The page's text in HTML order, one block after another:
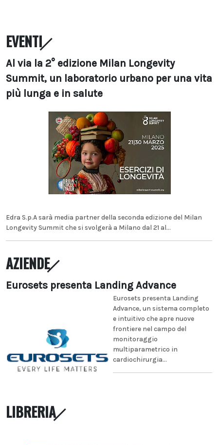
EVENTI
Al via la 2° edizione Milan Longevity
Summit, un laboratorio urbano per una vita
più lunga e in salute
Edra S.p.A sarà media partner della seconda edizione del Milan
Longevity Summit che si svolgerà a Milano dal 21 al...
AZIENDE
Eurosets presenta Landing Advance
Eurosets presenta Landing
Advance, un sistema completo
e intuitivo che apre nuove
frontiere nel campo del
monitoraggio
multiparametrico in
cardiochirurgia...
LIBRERIA